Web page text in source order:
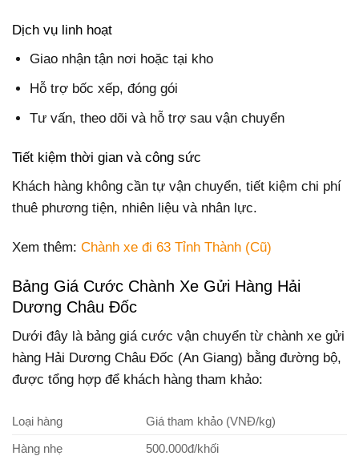
Dịch vụ linh hoạt
Giao nhận tận nơi hoặc tại kho
Hỗ trợ bốc xếp, đóng gói
Tư vấn, theo dõi và hỗ trợ sau vận chuyển
Tiết kiệm thời gian và công sức
Khách hàng không cần tự vận chuyển, tiết kiệm chi phí
thuê phương tiện, nhiên liệu và nhân lực.
Xem thêm: Chành xe đi 63 Tỉnh Thành (Cũ)
Bảng Giá Cước Chành Xe Gửi Hàng Hải
Dương Châu Đốc
Dưới đây là bảng giá cước vận chuyển từ chành xe gửi
hàng Hải Dương Châu Đốc (An Giang) bằng đường bộ,
được tổng hợp để khách hàng tham khảo:
Loại hàng
Giá tham khảo (VNĐ/kg)
Hàng nhẹ
500.000đ/khối